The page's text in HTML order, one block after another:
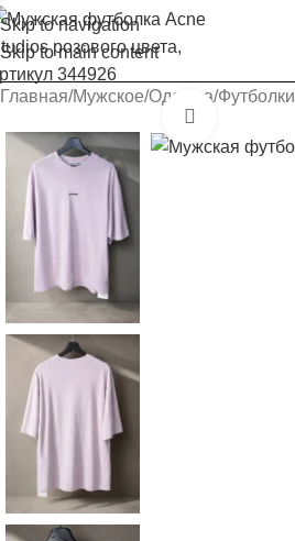
Skip to navigation
Skip to main content
Главная Мужское Одежда Футболки